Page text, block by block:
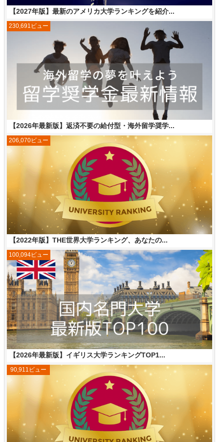
【2027年版】最新のアメリカ大学ランキングを紹介...
【2026年最新版】返済不要の給付型・海外留学奨学...
230,691ビュー
【2022年版】THE世界大学ランキング、あなたの...
206,070ビュー
【2026年最新版】イギリス大学ランキングTOP1...
100,094ビュー
90,911ビュー